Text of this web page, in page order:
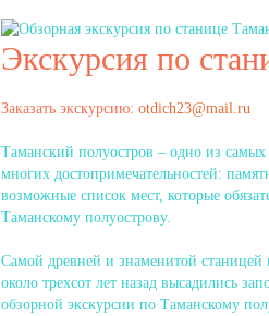
Экскурсия по
Заказать экскурсию: otdich23@mail.ru
Таманский полуостров – одно из
многих достопримечательностей:
возможные список мест, которые
Таманскому полуострову.
Самой древней и знаменитой станицей
около трехсот лет назад высадились
обзорной экскурсии по Таманскому